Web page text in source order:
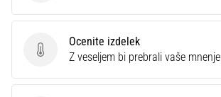
Ocenite izdelek
Ocenite izdelek
Z veseljem bi prebrali vaše mnenje